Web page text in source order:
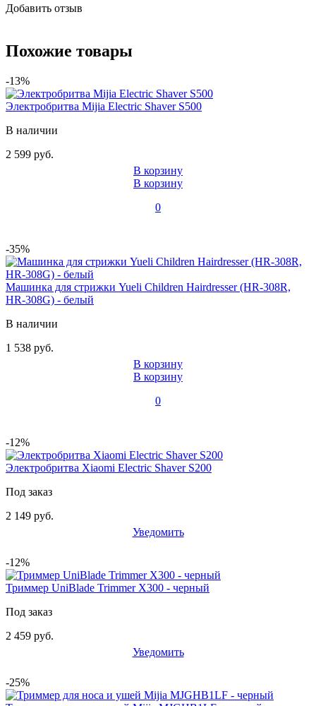
Добавить отзыв
Похожие товары
-13%
Электробритва Mijia Electric Shaver S500
В наличии
2 599 руб.
В корзину
В корзину
0
-35%
Машинка для стрижки Yueli Children Hairdresser (HR-308R,
HR-308G) - белый
В наличии
1 538 руб.
В корзину
В корзину
0
-12%
Электробритва Xiaomi Electric Shaver S200
Под заказ
2 149 руб.
Уведомить
-12%
Триммер UniBlade Trimmer X300 - черный
Под заказ
2 459 руб.
Уведомить
-25%